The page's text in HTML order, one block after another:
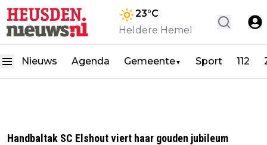
23°C
Heldere Hemel
Nieuws Agenda Gemeente▼ Sport 112
Handbaltak SC Elshout viert haar gouden jubileum